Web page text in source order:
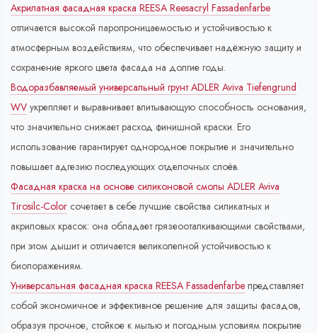
Акрилатная фасадная краска REESA Reesacryl Fassadenfarbe
отличается высокой паропроницаемостью и устойчивостью к
атмосферным воздействиям, что обеспечивает надёжную защиту и
сохранение яркого цвета фасада на долгие годы.
Водоразбавляемый универсальный грунт ADLER Aviva Tiefengrund
WV укрепляет и выравнивает впитывающую способность основания,
что значительно снижает расход финишной краски. Его
использование гарантирует однородное покрытие и значительно
повышает адгезию последующих отделочных слоёв.
Фасадная краска на основе силиконовой смолы ADLER Aviva
Tirosilc-Color сочетает в себе лучшие свойства силикатных и
акриловых красок: она обладает грязеооталкивающими свойствами,
при этом дышит и отличается великолепной устойчивостью к
биопоражениям.
Универсальная фасадная краска REESA Fassadenfarbe представляет
собой экономичное и эффективное решение для защиты фасадов,
образуя прочное, стойкое к мытью и погодным условиям покрытие